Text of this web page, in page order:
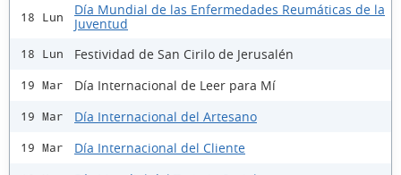
18 Lun
Día Mundial de las Enfermedades Reumáticas de la
Juventud
18 Lun Festividad de San Cirilo de Jerusalén
19 Mar Día Internacional de Leer para Mí
19 Mar Día Internacional del Artesano
19 Mar Día Internacional del Cliente